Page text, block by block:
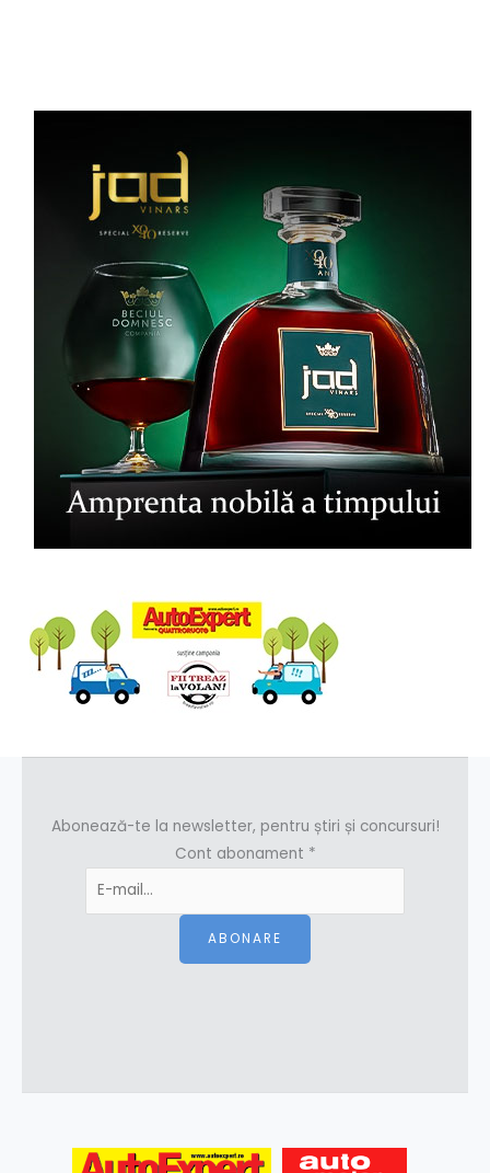
Abonează-te la newsletter, pentru știri și concursuri!
Cont abonament *
ABONARE